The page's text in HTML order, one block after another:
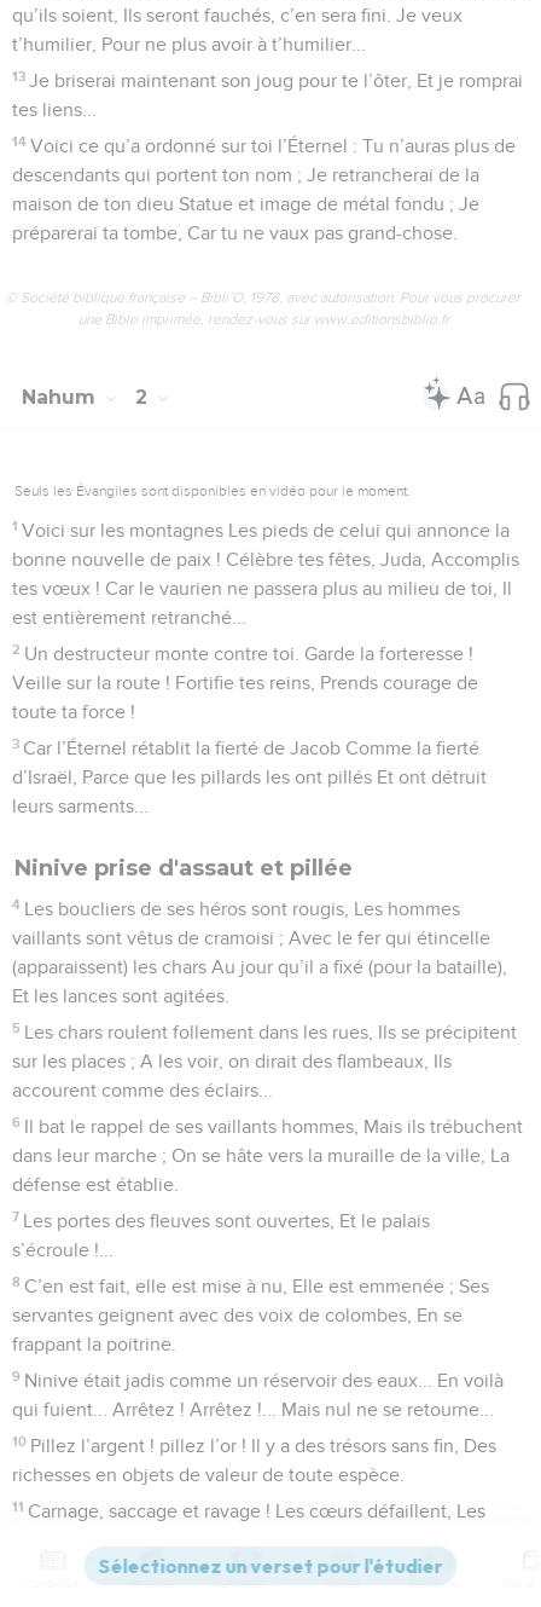
qu’ils soient, Ils seront fauchés, c’en sera fini. Je veux
t’humilier, Pour ne plus avoir à t’humilier...
13 Je briserai maintenant son joug pour te l’ôter, Et je romprai
tes liens...
14 Voici ce qu’a ordonné sur toi l’Éternel : Tu n’auras plus de
descendants qui portent ton nom ; Je retrancherai de la
maison de ton dieu Statue et image de métal fondu ; Je
préparerai ta tombe, Car tu ne vaux pas grand-chose.
© Société biblique française – Bibli’O, 1978, avec autorisation. Pour vous procurer
une Bible imprimée, rendez-vous sur www.editionsbiblio.fr
Nahum 2
Seuls les Évangiles sont disponibles en vidéo pour le moment.
1 Voici sur les montagnes Les pieds de celui qui annonce la
bonne nouvelle de paix ! Célèbre tes fêtes, Juda, Accomplis
tes vœux ! Car le vaurien ne passera plus au milieu de toi, Il
est entièrement retranché...
2 Un destructeur monte contre toi. Garde la forteresse !
Veille sur la route ! Fortifie tes reins, Prends courage de
toute ta force !
3 Car l’Éternel rétablit la fierté de Jacob Comme la fierté
d’Israël, Parce que les pillards les ont pillés Et ont détruit
leurs sarments...
Ninive prise d'assaut et pillée
4 Les boucliers de ses héros sont rougis, Les hommes
vaillants sont vêtus de cramoisi ; Avec le fer qui étincelle
(apparaissent) les chars Au jour qu’il a fixé (pour la bataille),
Et les lances sont agitées.
5 Les chars roulent follement dans les rues, Ils se précipitent
sur les places ; A les voir, on dirait des flambeaux, Ils
accourent comme des éclairs...
6 Il bat le rappel de ses vaillants hommes, Mais ils trébuchent
dans leur marche ; On se hâte vers la muraille de la ville, La
défense est établie.
7 Les portes des fleuves sont ouvertes, Et le palais
s’écroule !...
8 C’en est fait, elle est mise à nu, Elle est emmenée ; Ses
servantes geignent avec des voix de colombes, En se
frappant la poitrine.
9 Ninive était jadis comme un réservoir des eaux... En voilà
qui fuient... Arrêtez ! Arrêtez !... Mais nul ne se retourne...
10 Pillez l’argent ! pillez l’or ! Il y a des trésors sans fin, Des
richesses en objets de valeur de toute espèce.
11 Carnage, saccage et ravage ! Les cœurs défaillent, Les
visages pâlissent.
Versions Commentaires Strong